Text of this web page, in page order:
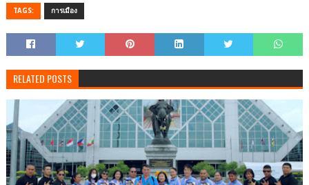
TAGS: การเมือง
RELATED POSTS